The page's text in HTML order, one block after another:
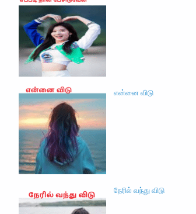
என்னை விடு
நேரில் வந்து விடு